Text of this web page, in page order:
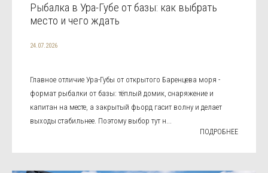
Рыбалка в Ура-Губе от базы: как выбрать
место и чего ждать
24.07.2026
Главное отличие Ура-Губы от открытого Баренцева моря -
формат рыбалки от базы: тёплый домик, снаряжение и
капитан на месте, а закрытый фьорд гасит волну и делает
выходы стабильнее. Поэтому выбор тут н...
ПОДРОБНЕЕ